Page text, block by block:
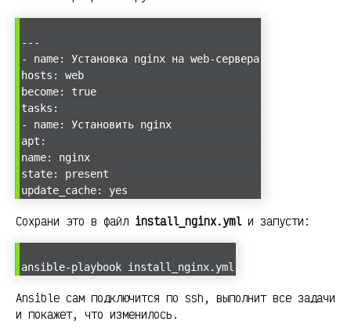
---
- name: Установка nginx на web-сервера
hosts: web
become: true
tasks:
- name: Установить nginx
apt:
name: nginx
state: present
update_cache: yes
Сохрани это в файл install_nginx.ymlи запусти:
ansible-playbook install_nginx.yml
Ansible сам подключится по ssh, выполнит все задачи
и покажет, что изменилось.